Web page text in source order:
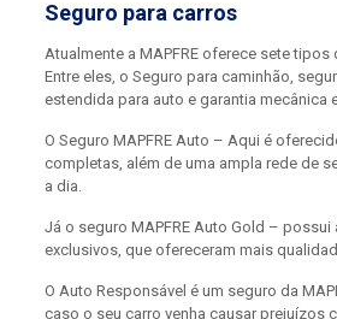
Seguro para carros
Atualmente a MAPFRE oferece sete
Entre eles, o Seguro para caminhão,
estendida para auto e garantia mecânica
O Seguro MAPFRE Auto – Aqui é
completas, além de uma ampla rede de
a dia.
Já o seguro MAPFRE Auto Gold –
exclusivos, que ofereceram mais
O Auto Responsável é um seguro da
caso o seu carro venha causar prejuízos